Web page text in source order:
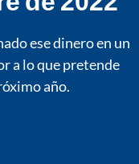
ese dinero en un
a lo que pretende
año.